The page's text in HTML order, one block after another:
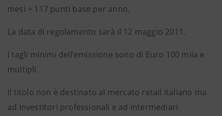
mesi + 117 punti base per anno.
La data di regolamento sarà il 12 maggio 2011.
I tagli minimi dell’emissione sono di Euro 100 mila e
multipli.
Il titolo non è destinato al mercato retail italiano ma
ad investitori professionali e ad intermediari